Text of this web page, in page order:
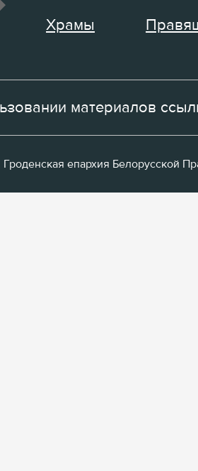
Храмы
материалов
епархия Белорусской